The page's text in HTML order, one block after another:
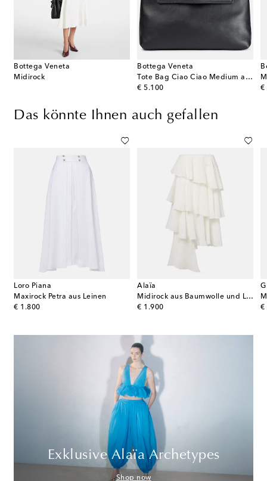
Bottega Veneta
Midirock
Bottega Veneta
Tote Bag Ciao Ciao Medium aus Leder
€ 5.100
original price
€
Das könnte Ihnen auch gefallen
Loro Piana
Maxirock Petra aus Leinen
€ 1.800
original price
Alaïa
Midirock aus Baumwolle und Leinen
€ 1.900
original price
€
Exklusive Alaïa Archetypes
Shop now